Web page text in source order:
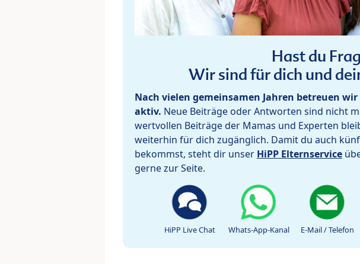
Hast du
Wir sind für dich und
Nach vielen gemeinsamen Jahren betreuen
aktiv. Neue Beiträge oder Antworten sind nicht
wertvollen Beiträge der Mamas und Experten
weiterhin für dich zugänglich. Damit du auch
bekommst, steht dir unser HiPP Elternservice
gerne zur Seite.
HiPP Live Chat Whats-App-Kanal E-Mail / Telefon